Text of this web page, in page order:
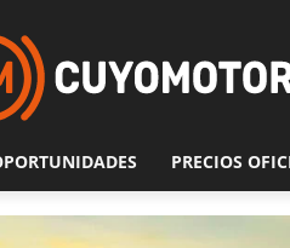
PRECIOS